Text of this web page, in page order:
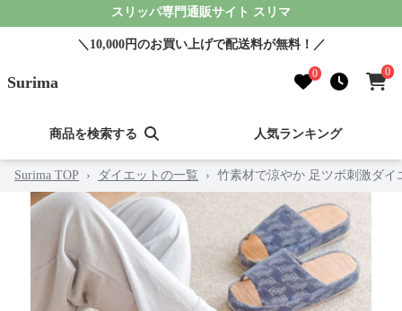
スリッパ専門通販サイト スリマ
＼10,000円のお買い上げで配送料が無料！／
Surima 0 0
商品を検索する 人気ランキング
Surima TOP › ダイエットの一覧 › 竹素材で涼やか 足ツボ刺激ダイ